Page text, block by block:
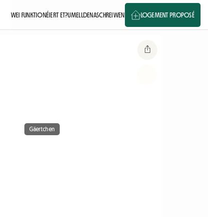
WEI FUNKTIONÉIERT ET?UMELLDENASCHREIWEN LOGEMENT PROPOSÉ
Gäertchen